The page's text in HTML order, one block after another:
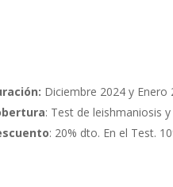
Diciembre 2024 y Enero
: Test de leishmaniosis
: 20% dto. En el Test.